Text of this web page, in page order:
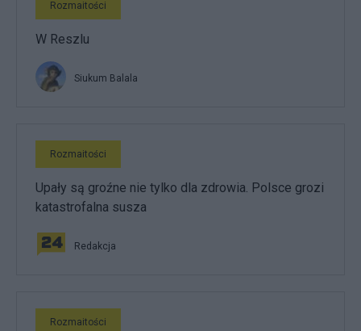
Rozmaitości
W Reszlu
Siukum Balala
Rozmaitości
Upały są groźne nie tylko dla zdrowia. Polsce grozi
katastrofalna susza
Redakcja
Rozmaitości